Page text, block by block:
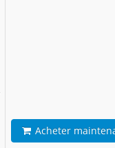
Acheter